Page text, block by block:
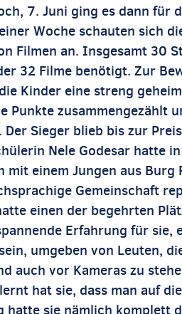
7. Juni ging es dann für
Woche schauten sich
Filmen an. Insgesamt 30
32 Filme benötigt. Zur
Kinder eine streng
Punkte zusammengezählt
Sieger blieb bis zur
Nele Godesar hatte
mit einem Jungen aus Burg
Gemeinschaft
einen der begehrten
Erfahrung für sie,
umgeben von Leuten,
auch vor Kameras zu
hat sie, dass man auf
hatte sie nämlich komplett